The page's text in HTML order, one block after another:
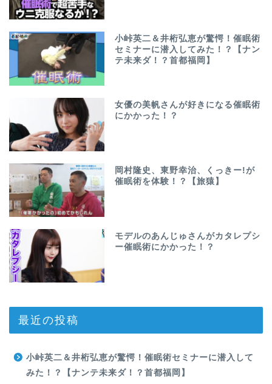
小峠英二＆井桁弘恵が驚愕！催眠術
セミナーに潜入してみた！？【ナン
テ未来ダ！？首都福岡】
女優の美帆さんが好きになる催眠術
にかかった！？
岡村隆史、東野幸治、くっきー!が
催眠術を体験！？【旅猿】
モデルのあんじゅさんがカタレプシ
ー催眠術にかかった！？
最近の投稿
小峠英二＆井桁弘恵が驚愕！催眠術セミナーに潜入して
みた！？【ナンテ未来ダ！？首都福岡】